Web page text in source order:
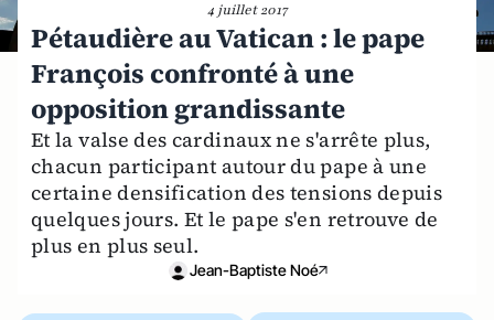
4 juillet 2017
Pétaudière au Vatican : le pape
François confronté à une
opposition grandissante
Et la valse des cardinaux ne s'arrête plus,
chacun participant autour du pape à une
certaine densification des tensions depuis
quelques jours. Et le pape s'en retrouve de
plus en plus seul.
Jean-Baptiste Noé